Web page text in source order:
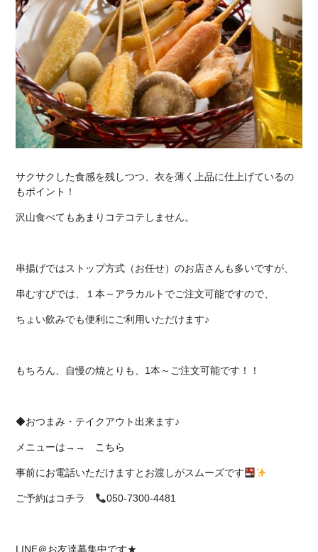
サクサクした食感を残しつつ、衣を薄く上品に仕上げているの
もポイント！
沢山食べてもあまりコテコテしません。
串揚げではストップ方式（お任せ）のお店さんも多いですが、
串むすびでは、１本～アラカルトでご注文可能ですので、
ちょい飲みでも便利にご利用いただけます♪
もちろん、自慢の焼とりも、1本～ご注文可能です！！
◆おつまみ・テイクアウト出来ます♪
メニューは→→ こちら
事前にお電話いただけますとお渡しがスムーズです
ご予約はコチラ 050-7300-4481
LINE＠お友達募集中です★